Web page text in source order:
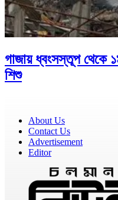
গাজায় ধ্বংসস্তূপ থেকে
শিশু
About Us
Contact Us
Advertisement
Editor